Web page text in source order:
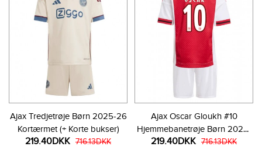
Ajax Tredjetrøje Børn 2025-26
Kortærmet (+ Korte bukser)
219.40DKK 716.13DKK
Ajax Oscar Gloukh #10
Hjemmebanetrøje Børn 2025-
26 Kortærmet (+ Korte bukser)
219.40DKK 716.13DKK